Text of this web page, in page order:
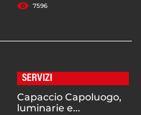
7596
SERVIZI
Capaccio Capoluogo,
luminarie e...